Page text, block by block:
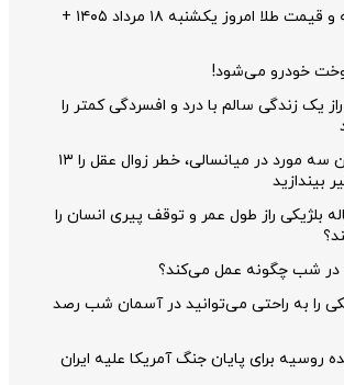
قیمت سکه و قیمت طلا امروز یکشنبه ۱۸ مرداد ۱۴۰۵ +
خودرو می‌شود!
یک زندگی سالم با درد و افسردگی کمتر را
با رعایت این سه مورد در میانسالی، خطر زوال عقل را ۱۳
بیندازید
۱۵ ساله بلژیکی راز طول عمر و توقف پیری انسان را
در شب چگونه عمل می‌کند؟
را به راحتی می‌توانید در آسمان شب رصد
روسیه برای پایان جنگ آمریکا علیه ایران